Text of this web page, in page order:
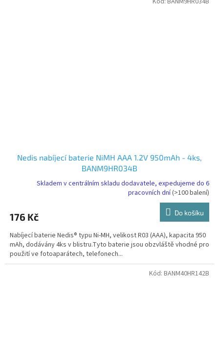
Nedis nabíjecí baterie NiMH AAA 1.2V 950mAh - 4ks,
BANM9HR034B
Skladem v centrálním skladu dodavatele, expedujeme do 6
pracovních dní(>100 balení)
176 Kč Do košíku
Nabíjecí baterie Nedis® typu Ni-MH, velikost R03 (AAA), kapacita 950
mAh, dodávány 4ks v blistru.Tyto baterie jsou obzvláště vhodné pro
použití ve fotoaparátech, telefonech...
Kód: BANM40HR142B